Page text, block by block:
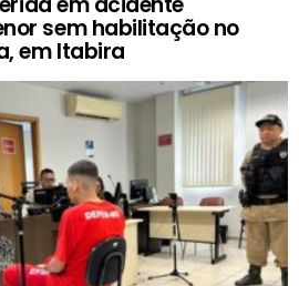
sem habilitação no
em Itabira